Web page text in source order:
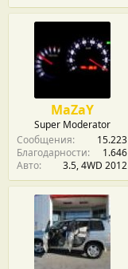
MaZaY
Super Moderator
Сообщения
15.223
Благодарности
1.646
Авто
3.5, 4WD 2012